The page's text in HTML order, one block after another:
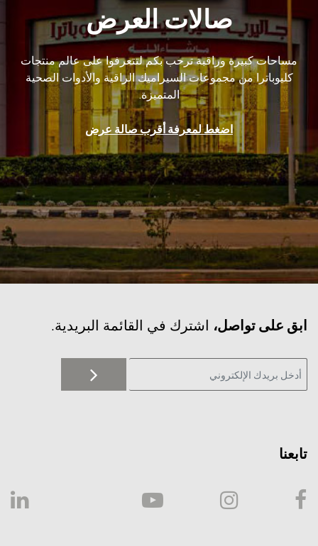
صالات العرض
مساحات كبيرة وراقبة ترحب بكم لتتعرفوا على عالم منتجات
كليوباترا من مجموعات السيراميك الراقية والأدوات الصحية
المتميزة.
اضغط لمعرفة أقرب صالة عرض
‫ابق على تواصل، اشترك في القائمة البريدية.
تابعنا